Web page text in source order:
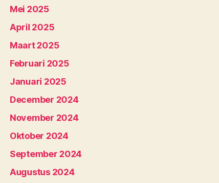
Mei 2025
April 2025
Maart 2025
Februari 2025
Januari 2025
December 2024
November 2024
Oktober 2024
September 2024
Augustus 2024